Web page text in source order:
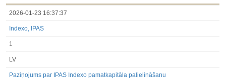
2026-01-23 16:37:37
Indexo, IPAS
1
LV
Paziņojums par IPAS Indexo pamatkapitāla palielināšanu